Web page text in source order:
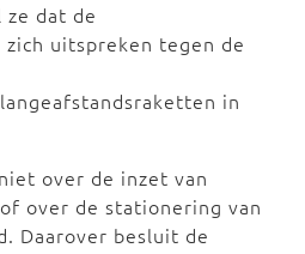
ze dat de
uitspreken tegen de
in
over de inzet van
over de stationering van
Daarover besluit de